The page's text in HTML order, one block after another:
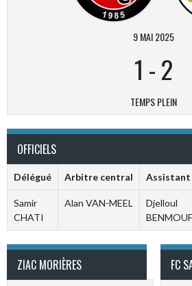
9 MAI 2025
1 -2
TEMPS PLEIN
OFFICIELS
Délégué Arbitre central Assistant
Samir
CHATI
Alan VAN-MEEL
Djelloul
ZIAC MORIÈRES FC